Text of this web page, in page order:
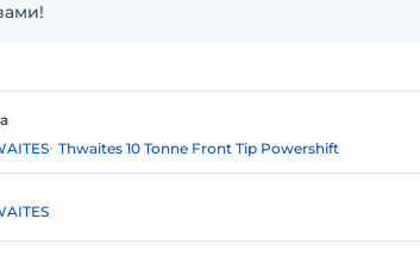
Thwaites 10 Tonne Front Tip Powershift